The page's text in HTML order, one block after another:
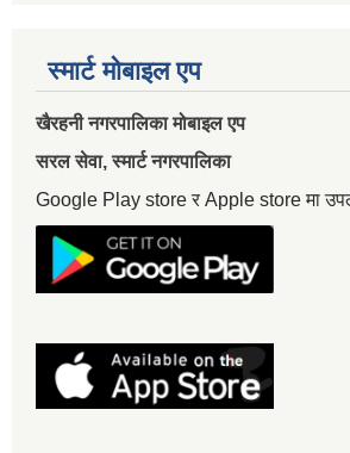
स्मार्ट मोबाइल एप
खैरहनी नगरपालिका मोबाइल एप
सरल सेवा, स्मार्ट नगरपालिका
Google Play store र Apple store मा